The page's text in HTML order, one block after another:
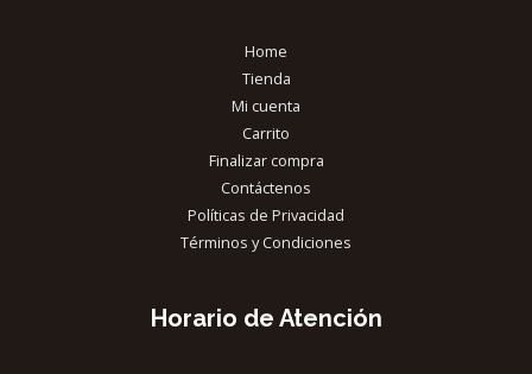
Home
Tienda
Mi cuenta
Carrito
Finalizar compra
Contáctenos
Políticas de Privacidad
Términos y Condiciones
Horario de Atención